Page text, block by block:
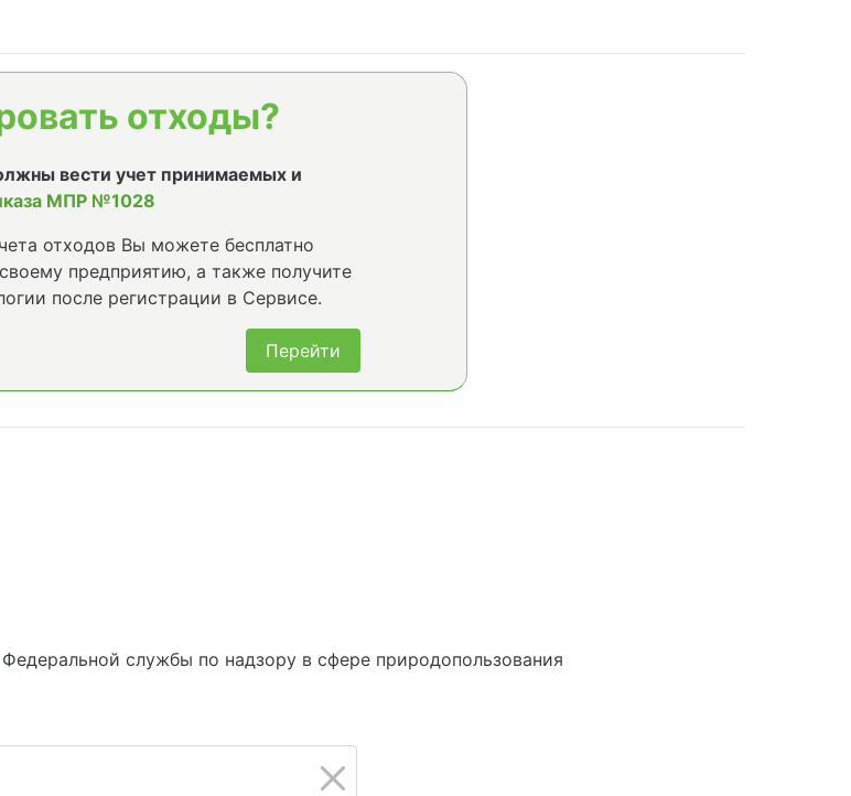
отходы?
вести учет принимаемых и
МПР №1028
отходов Вы можете бесплатно
предприятию, а также получите
после регистрации в Сервисе.
Перейти
службы по надзору в сфере природопользования